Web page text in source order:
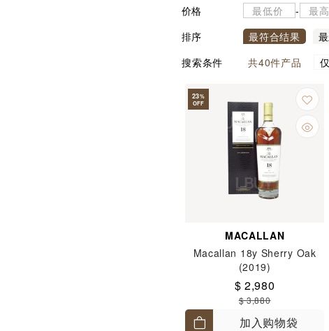
价格
-
排序 最符合结果
搜索条件
共40件产品
23%
OFF
MACALLAN
Macallan 18y Sherry Oak
(2019)
$ 2,980
$ 3,880
加入购物袋